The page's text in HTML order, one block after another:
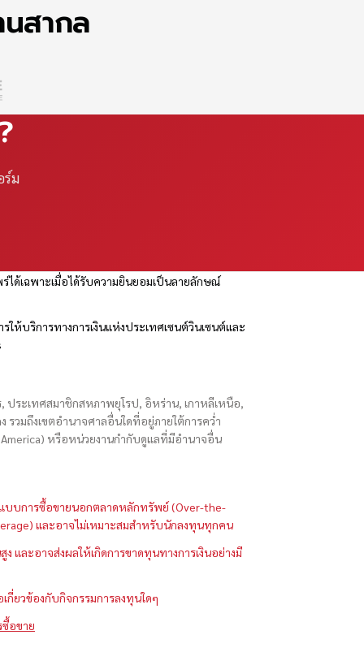
สากล
ร์ม
ได้เฉพาะเมื่อได้รับความยินยอมเป็นลายลักษณ์
ห้บริการทางการเงินแห่งประเทศเซนต์วินเซนต์และ
ประเทศสมาชิกสหภาพยุโรป, อิหร่าน, เกาหลีเหนือ,
รวมถึงเขตอำนาจศาลอื่นใดที่อยู่ภายใต้การคว่ำ
หรือหน่วยงานกำกับดูแลที่มีอำนาจอื่น
แบบการซื้อขายนอกตลาดหลักทรัพย์ (Over-the-
และอาจไม่เหมาะสมสำหรับนักลงทุนทุกคน
ง และอาจส่งผลให้เกิดการขาดทุนทางการเงินอย่างมี
กี่ยวข้องกับกิจกรรมการลงทุนใดๆ
ซื้อขาย